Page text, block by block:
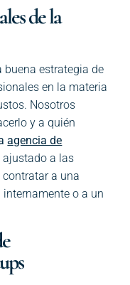
de la
buena estrategia de
en la materia
Nosotros
y a quién
agencia de
ajustado a las
contratar a una
o a un